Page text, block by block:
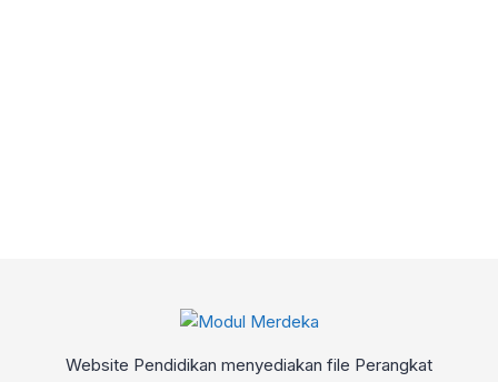
Website Pendidikan menyediakan file Perangkat